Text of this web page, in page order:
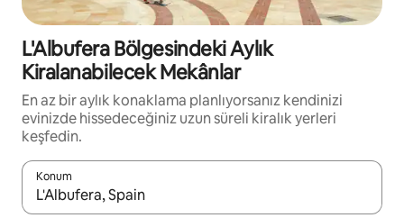
L'Albufera Bölgesindeki Aylık
Kiralanabilecek Mekânlar
En az bir aylık konaklama planlıyorsanız kendinizi
evinizde hissedeceğiniz uzun süreli kiralık yerleri
keşfedin.
Konum
Sonuçlar kullanılabilir olduğunda yukarı ve aşağı oklarıyla